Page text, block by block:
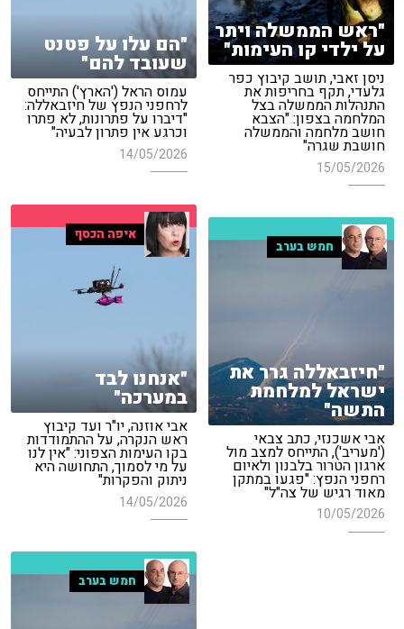
"ראש הממשלה ויתר
על ילדי קו העימות"
ניסן זאבי, תושב קיבוץ כפר
גלעדי, תקף בחריפות את
התנהלות הממשלה בצל
המלחמה בצפון: "הצבא
חושב מלחמה והממשלה
חושבת שגרה"
15/05/2026
"הם עלו על פטנט
שעובד להם"
עמוס הראל ('הארץ') התייחס
לרחפני הנפץ של חיזבאללה:
"דיברו על פתרונות, לא פתרו
וכרגע אין פתרון לבעיה"
14/05/2026
איפה הכסף
"אנחנו לבד
במערכה"
אבי אוזנה, יו"ר ועד קיבוץ
ראש הנקרה, על ההתמודדות
בקו העימות הצפוני: "אין לנו
על מי לסמוך, התחושה היא
ניתוק והפקרות"
14/05/2026
חמש בערב
"חיזבאללה גרר את
ישראל למלחמת
התשה"
אבי אשכנזי, כתב צבאי
('מעריב'), התייחס למצב מול
ארגון הטרור בלבנון ולאיום
רחפני הנפץ: "פגעו במתקן
מאוד רגיש של צה"ל"
10/05/2026
חמש בערב